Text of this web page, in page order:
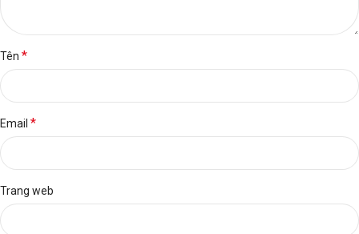
Tên *
Email *
Trang web